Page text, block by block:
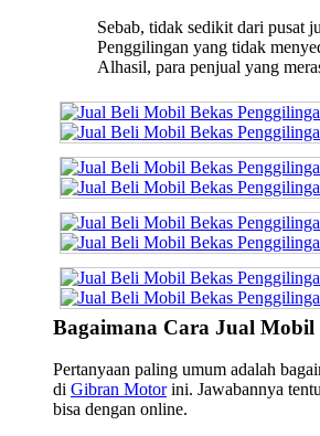
Sebab, tidak sedikit dari pusat
Penggilingan yang tidak
Alhasil, para penjual yang
Bagaimana Cara Jual
Pertanyaan paling umum adalah
di Gibran Motorini. Jawabannya
bisa dengan online.